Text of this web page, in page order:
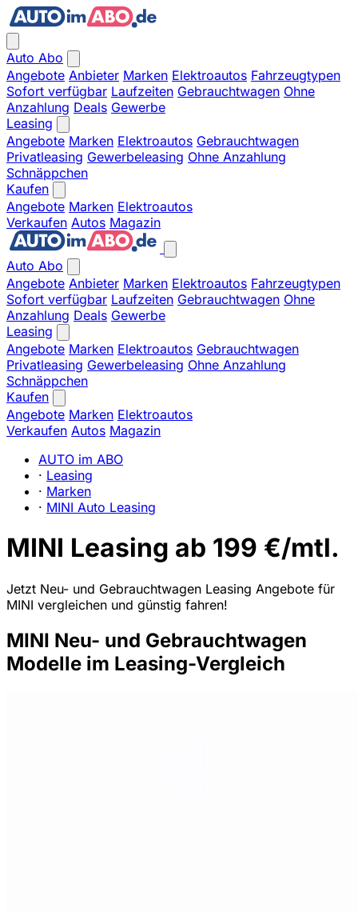
Auto Abo
Angebote Anbieter Marken Elektroautos Fahrzeugtypen
Sofort verfügbar Laufzeiten Gebrauchtwagen Ohne
Anzahlung Deals Gewerbe
Leasing
Angebote Marken Elektroautos Gebrauchtwagen
Privatleasing Gewerbeleasing Ohne Anzahlung
Schnäppchen
Kaufen
Angebote Marken Elektroautos
Verkaufen Autos Magazin
Auto Abo
Angebote Anbieter Marken Elektroautos Fahrzeugtypen
Sofort verfügbar Laufzeiten Gebrauchtwagen Ohne
Anzahlung Deals Gewerbe
Leasing
Angebote Marken Elektroautos Gebrauchtwagen
Privatleasing Gewerbeleasing Ohne Anzahlung
Schnäppchen
Kaufen
Angebote Marken Elektroautos
Verkaufen Autos Magazin
AUTO im ABO
· Leasing
· Marken
· MINI Auto Leasing
MINI Leasing ab 199 €/mtl.
Jetzt Neu- und Gebrauchtwagen Leasing Angebote für
MINI vergleichen und günstig fahren!
MINI Neu- und Gebrauchtwagen
Modelle im Leasing-Vergleich